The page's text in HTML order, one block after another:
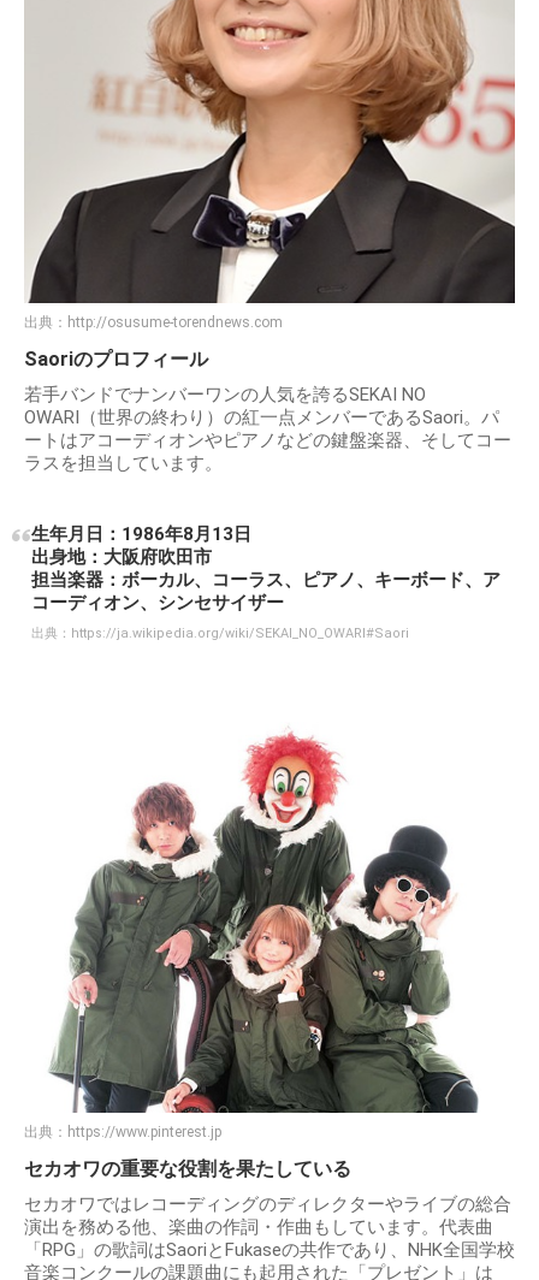
出典： http://osusume-torendnews.com
Saoriのプロフィール
若手バンドでナンバーワンの人気を誇るSEKAI NO
OWARI（世界の終わり）の紅一点メンバーであるSaori。パ
ートはアコーディオンやピアノなどの鍵盤楽器、そしてコー
ラスを担当しています。
生年月日：1986年8月13日
出身地：大阪府吹田市
担当楽器：ボーカル、コーラス、ピアノ、キーボード、ア
コーディオン、シンセサイザー
出典： https://ja.wikipedia.org/wiki/SEKAI_NO_OWARI#Saori
出典： https://www.pinterest.jp
セカオワの重要な役割を果たしている
セカオワではレコーディングのディレクターやライブの総合
演出を務める他、楽曲の作詞・作曲もしています。代表曲
「RPG」の歌詞はSaoriとFukaseの共作であり、NHK全国学校
音楽コンクールの課題曲にも起用された「プレゼント」は